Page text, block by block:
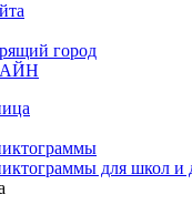
город
для школ и